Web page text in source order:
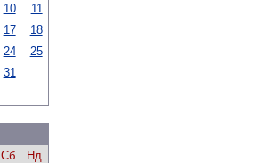
10
11
17
18
24
25
31
Сб
Нд